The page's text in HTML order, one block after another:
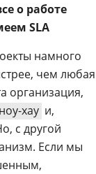
о работе
SLA
намного
чем любая
организация,
ноу-хау и,
с другой
Если мы